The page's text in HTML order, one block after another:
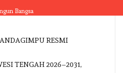
Bangsa
RESMI
TENGAH 2026–2031,